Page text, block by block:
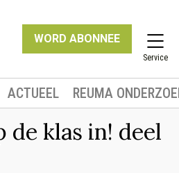
WORD ABONNEE
Service
ACTUEEL REUMA
de klas in! deel